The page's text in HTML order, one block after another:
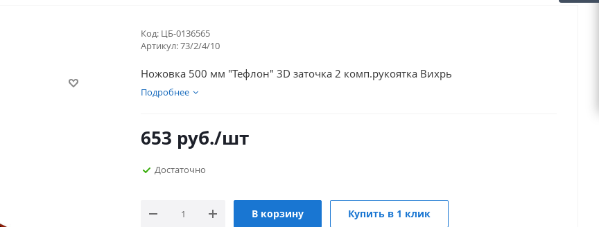
Код: ЦБ-0136565
Артикул:73/2/4/10
Ножовка 500 мм "Тефлон" 3D заточка 2 комп.рукоятка Вихрь
Подробнее
653 руб./шт
Достаточно
В корзину Купить в 1 клик